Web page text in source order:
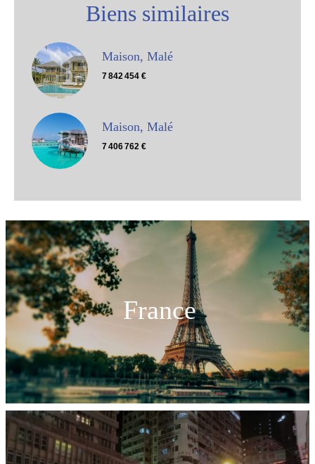
Biens similaires
Maison, Malé
7 842 454 €
Maison, Malé
7 406 762 €
France